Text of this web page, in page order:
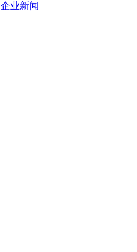
企业新闻